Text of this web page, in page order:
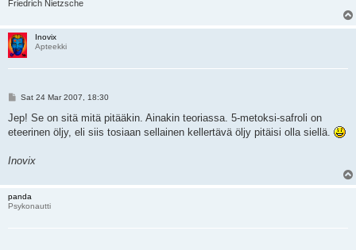
Friedrich Nietzsche
Inovix
Apteekki
P
s
t
Sat 24 Mar 2007, 18:30
Jep! Se on sitä mitä pitääkin. Ainakin teoriassa. 5-metoksi-safroli on
eteerinen öljy, eli siis tosiaan sellainen kellertävä öljy pitäisi olla siellä.
Inovix
panda
Psykonautti